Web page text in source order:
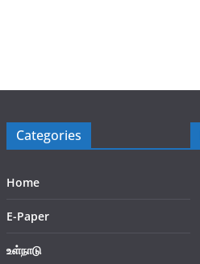
Categories
Home
E-Paper
உள்நாடு